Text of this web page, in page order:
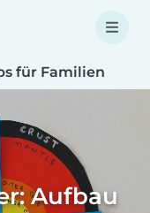
für Familien
Aufbau